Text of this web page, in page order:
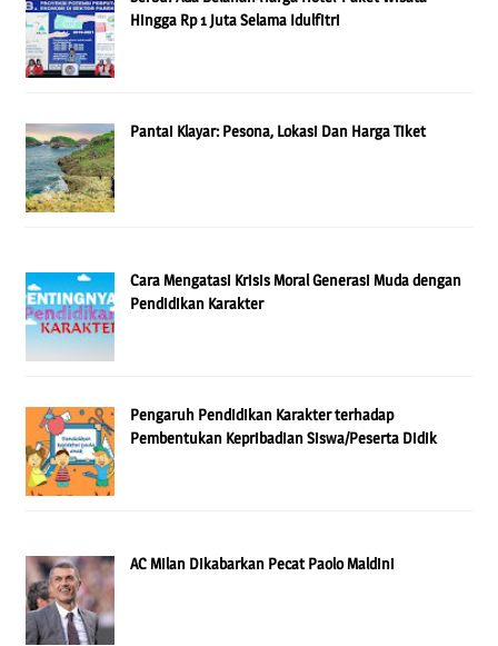
Hingga Rp 1 Juta Selama Idulfitri
Pantai Klayar: Pesona, Lokasi Dan Harga Tiket
Cara Mengatasi Krisis Moral Generasi Muda dengan
Pendidikan Karakter
Pengaruh Pendidikan Karakter terhadap
Pembentukan Kepribadian Siswa/Peserta Didik
AC Milan Dikabarkan Pecat Paolo Maldini